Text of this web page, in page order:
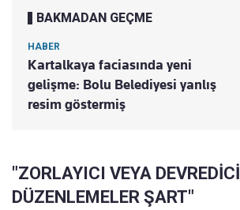
BAKMADAN GEÇME
HABER
Kartalkaya faciasında yeni
gelişme: Bolu Belediyesi yanlış
resim göstermiş
"ZORLAYICI VEYA DEVREDİCİ
DÜZENLEMELER ŞART"